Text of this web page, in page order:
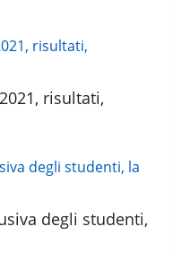
risultati,
degli studenti,